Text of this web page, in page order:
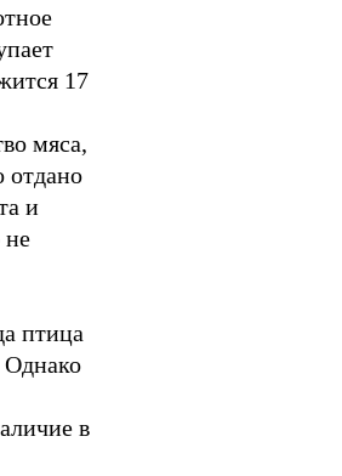
17
мяса,
отдано
и
не
птица
Однако
в